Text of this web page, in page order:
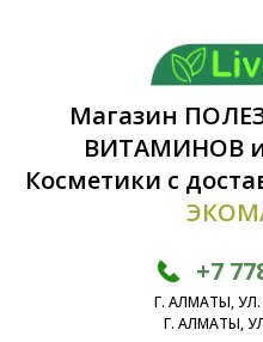
Магазин
ВИТАМИНОВ и
Косметики с
+7
Г. АЛМАТЫ, УЛ.
Г. АЛМАТЫ,